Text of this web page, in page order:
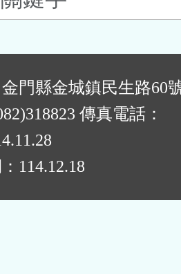
門縣金城鎮民生路60
傳真電話：
114.12.18